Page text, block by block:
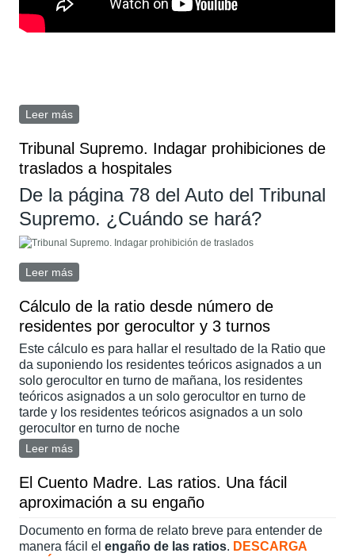
Leer más
Tribunal Supremo. Indagar prohibiciones de
traslados a hospitales
De la página 78 del Auto del Tribunal
Supremo. ¿Cuándo se hará?
Leer más
Cálculo de la ratio desde número de
residentes por gerocultor y 3 turnos
Este cálculo es para hallar el resultado de la Ratio que
da suponiendo los residentes teóricos asignados a un
solo gerocultor en turno de mañana, los residentes
teóricos asignados a un solo gerocultor en turno de
tarde y los residentes teóricos asignados a un solo
gerocultor en turno de noche
Leer más
El Cuento Madre. Las ratios. Una fácil
aproximación a su engaño
Documento en forma de relato breve para entender de
manera fácil el engaño de las ratios. DESCARGA